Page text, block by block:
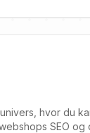
hvor du
SEO og